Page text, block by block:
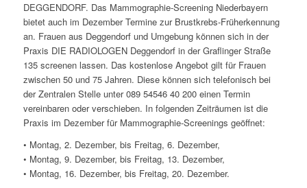
DEGGENDORF. Das Mammographie-Screening Niederbayern
bietet auch im Dezember Termine zur Brustkrebs-Früherkennung
an. Frauen aus Deggendorf und Umgebung können sich in der
Praxis DIE RADIOLOGEN Deggendorf in der Graflinger Straße
135 screenen lassen. Das kostenlose Angebot gilt für Frauen
zwischen 50 und 75 Jahren. Diese können sich telefonisch bei
der Zentralen Stelle unter 089 54546 40 200 einen Termin
vereinbaren oder verschieben. In folgenden Zeiträumen ist die
Praxis im Dezember für Mammographie-Screenings geöffnet:
• Montag, 2. Dezember, bis Freitag, 6. Dezember,
• Montag, 9. Dezember, bis Freitag, 13. Dezember,
• Montag, 16. Dezember, bis Freitag, 20. Dezember.